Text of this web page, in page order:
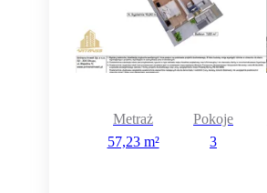
Metraż
57,23 m²
Pokoje
3